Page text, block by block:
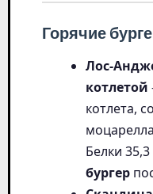
Горячие
Лос-
котлетой
котлета,
Белки
бургер